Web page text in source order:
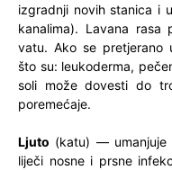
izgradnji novih stanica i
kanalima). Lavana
vatu. Ako se pretjerano
što su: leukoderma,
soli može dovesti do
poremećaje.
Ljuto (katu) — umanjuje
liječi nosne i prsne